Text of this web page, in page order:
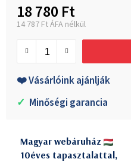
18 780 Ft
14 787 Ft ÁFA nélkül
❤️ Vásárlóink ajánlják
✓ Minőségi garancia
Magyar webáruház
10éves tapasztalattal,